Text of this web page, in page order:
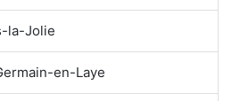
la-Jolie
en-Laye